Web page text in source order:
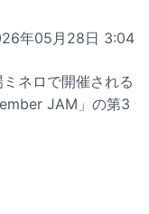
年05月28日 3:04
ネロで開催される
JAM」の第3